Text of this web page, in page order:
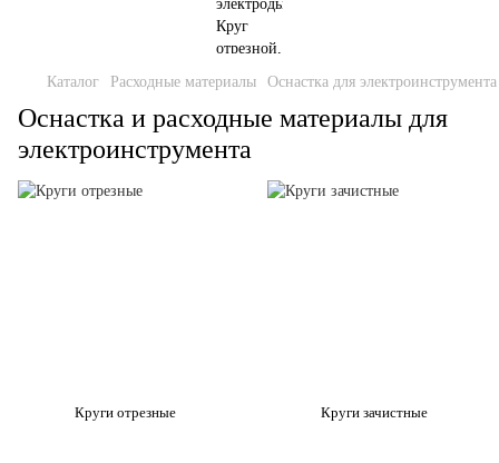
Каталог Расходные материалы Оснастка для электроинструмента
Оснастка и расходные материалы для
электроинструмента
Круги отрезные Круги зачистные